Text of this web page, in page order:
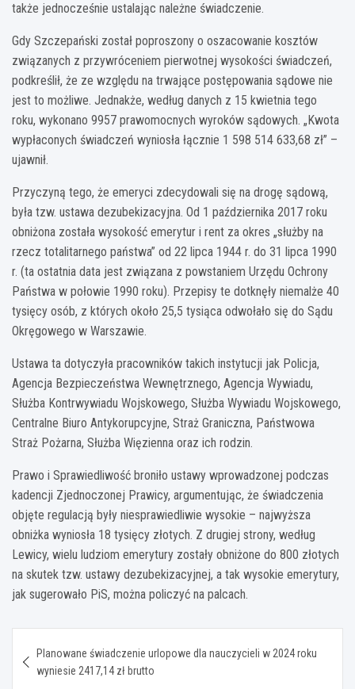
także jednocześnie ustalając należne świadczenie.
Gdy Szczepański został poproszony o oszacowanie kosztów
związanych z przywróceniem pierwotnej wysokości świadczeń,
podkreślił, że ze względu na trwające postępowania sądowe nie
jest to możliwe. Jednakże, według danych z 15 kwietnia tego
roku, wykonano 9957 prawomocnych wyroków sądowych. „Kwota
wypłaconych świadczeń wyniosła łącznie 1 598 514 633,68 zł” –
ujawnił.
Przyczyną tego, że emeryci zdecydowali się na drogę sądową,
była tzw. ustawa dezubekizacyjna. Od 1 października 2017 roku
obniżona została wysokość emerytur i rent za okres „służby na
rzecz totalitarnego państwa” od 22 lipca 1944 r. do 31 lipca 1990
r. (ta ostatnia data jest związana z powstaniem Urzędu Ochrony
Państwa w połowie 1990 roku). Przepisy te dotknęły niemalże 40
tysięcy osób, z których około 25,5 tysiąca odwołało się do Sądu
Okręgowego w Warszawie.
Ustawa ta dotyczyła pracowników takich instytucji jak Policja,
Agencja Bezpieczeństwa Wewnętrznego, Agencja Wywiadu,
Służba Kontrwywiadu Wojskowego, Służba Wywiadu Wojskowego,
Centralne Biuro Antykorupcyjne, Straż Graniczna, Państwowa
Straż Pożarna, Służba Więzienna oraz ich rodzin.
Prawo i Sprawiedliwość broniło ustawy wprowadzonej podczas
kadencji Zjednoczonej Prawicy, argumentując, że świadczenia
objęte regulacją były niesprawiedliwie wysokie – najwyższa
obniżka wyniosła 18 tysięcy złotych. Z drugiej strony, według
Lewicy, wielu ludziom emerytury zostały obniżone do 800 złotych
na skutek tzw. ustawy dezubekizacyjnej, a tak wysokie emerytury,
jak sugerowało PiS, można policzyć na palcach.
wpisu
Planowane świadczenie urlopowe dla nauczycieli w 2024 roku
wyniesie 2417,14 zł brutto